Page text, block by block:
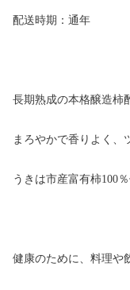
配送時期：通年
長期熟成の本格醸造柿
まろやかで香りよく、
うきは市産富有柿100
健康のために、料理や